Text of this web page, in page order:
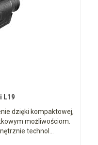
L19
dzięki kompaktowej,
możliwościom.
technol...